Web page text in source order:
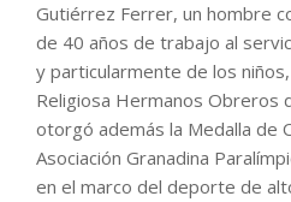
Gutiérrez Ferrer, un hombre
de 40 años de trabajo al
y particularmente de los
Religiosa Hermanos Obreros
otorgó además la Medalla de
Asociación Granadina
en el marco del deporte de